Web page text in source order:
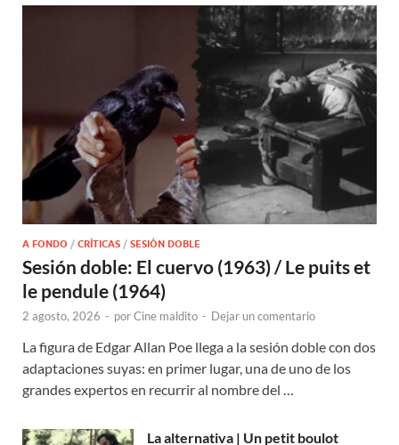
A FONDO / CRÍTICAS / SESIÓN DOBLE
Sesión doble: El cuervo (1963) / Le puits et
le pendule (1964)
2 agosto, 2026 - porCine maldito - Dejar un comentario
La figura de Edgar Allan Poe llega a la sesión doble con dos
adaptaciones suyas: en primer lugar, una de uno de los
grandes expertos en recurrir al nombre del …
La alternativa | Un petit boulot